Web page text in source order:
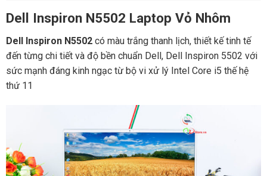
Dell Inspiron N5502 Laptop Vỏ Nhôm
Dell Inspiron N5502có màu trắng thanh lịch, thiết kế tinh tế
đến từng chi tiết và độ bền chuẩn Dell, Dell Inspiron 5502 với
sức mạnh đáng kinh ngạc từ bộ vi xử lý Intel Core i5 thế hệ
thứ 11